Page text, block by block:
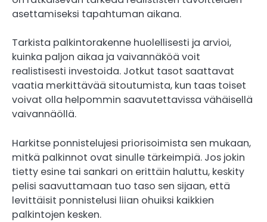
asettamiseksi tapahtuman aikana.
Tarkista palkintorakenne huolellisesti ja arvioi,
kuinka paljon aikaa ja vaivannäköä voit
realistisesti investoida. Jotkut tasot saattavat
vaatia merkittävää sitoutumista, kun taas toiset
voivat olla helpommin saavutettavissa vähäisellä
vaivannäöllä.
Harkitse ponnistelujesi priorisoimista sen mukaan,
mitkä palkinnot ovat sinulle tärkeimpiä. Jos jokin
tietty esine tai sankari on erittäin haluttu, keskity
pelisi saavuttamaan tuo taso sen sijaan, että
levittäisit ponnistelusi liian ohuiksi kaikkien
palkintojen kesken.